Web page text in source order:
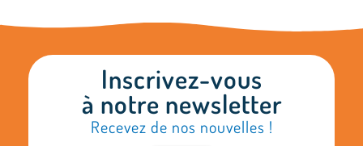
Inscrivez-vous
à notre newsletter
Recevez de nos nouvelles !